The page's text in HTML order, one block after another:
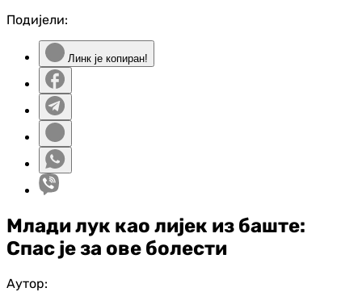
Подијели:
Линк је копиран!
Млади лук као лијек из баште:
Спас је за ове болести
Аутор: